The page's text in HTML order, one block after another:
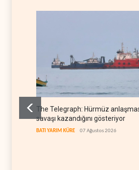
The Telegraph: Hürmüz
savaşı kazandığını gösteriyor
BATI YARIM KÜRE 07 Ağustos 2026